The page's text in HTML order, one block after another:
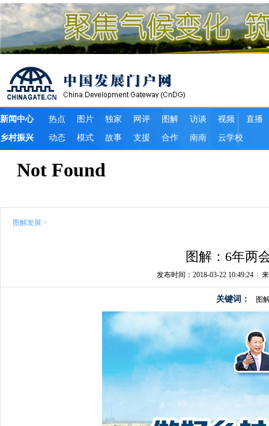
图解发展 >
图解：6年两
发布时间：2018-03-22 10:49:24
关键词： 图